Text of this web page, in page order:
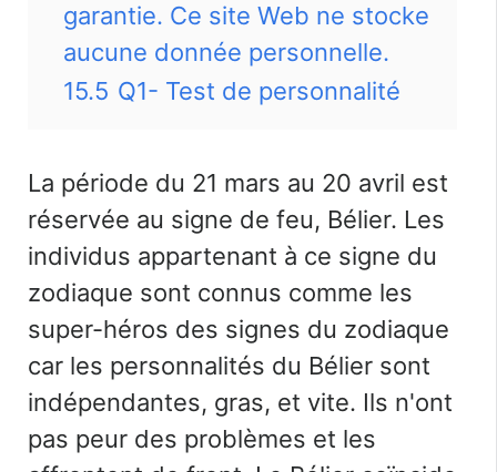
garantie. Ce site Web ne stocke
aucune donnée personnelle.
15.5 Q1- Test de personnalité
La période du 21 mars au 20 avril est
réservée au signe de feu, Bélier. Les
individus appartenant à ce signe du
zodiaque sont connus comme les
super-héros des signes du zodiaque
car les personnalités du Bélier sont
indépendantes, gras, et vite. Ils n'ont
pas peur des problèmes et les